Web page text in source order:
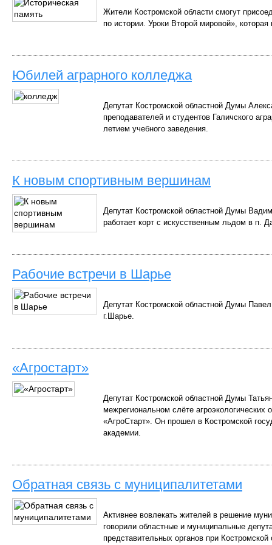
Жители Костромской области смогут
по истории. Уроки Второй мировой», которая
Юбилей аграрного колледжа
Депутат Костромской областной Думы
преподавателей и студентов Галичского
летием учебного заведения.
К новым спортивным вершинам
Депутат Костромской областной Думы
работает корт с искусственным льдом в п.
Рабочие встречи в Шарье
Депутат Костромской областной Думы
г.Шарье.
«Агростарт»
Депутат Костромской областной Думы
межрегиональном слёте агроэкологических
«АгроСтарт». Он прошел в Костромской
академии.
Обратная связь с муниципалитетами
Активнее вовлекать жителей в решение
говорили областные и муниципальные
представительных органов при